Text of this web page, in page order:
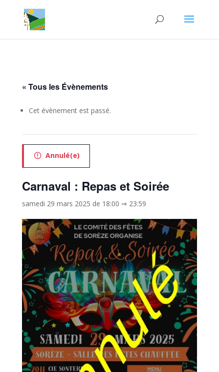
« Tous les Évènements
Cet évènement est passé.
Annulé(e)
Carnaval : Repas et Soirée
samedi 29 mars 2025 de 18:00 ⇒ 23:59